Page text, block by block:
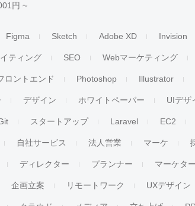
円 ~
Figma Sketch Adobe XD Invision
ティング SEO Webマーケティング
ロントエンド Photoshop Illustrator
デザイン ホワイトペーパー UIデザ
スタートアップ Laravel EC2
自社サービス 法人営業 マーケ
ディレクター プランナー マーケター
企画立案 リモートワーク UXデザイン